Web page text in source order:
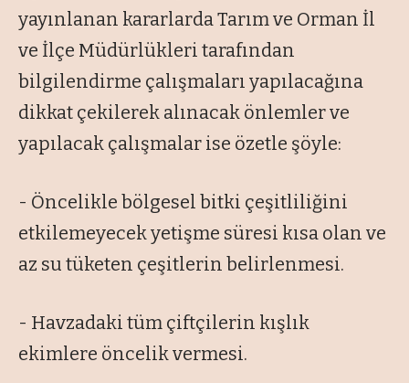
yayınlanan kararlarda Tarım ve Orman İl
ve İlçe Müdürlükleri tarafından
bilgilendirme çalışmaları yapılacağına
dikkat çekilerek alınacak önlemler ve
yapılacak çalışmalar ise özetle şöyle:
- Öncelikle bölgesel bitki çeşitliliğini
etkilemeyecek yetişme süresi kısa olan ve
az su tüketen çeşitlerin belirlenmesi.
- Havzadaki tüm çiftçilerin kışlık
ekimlere öncelik vermesi.